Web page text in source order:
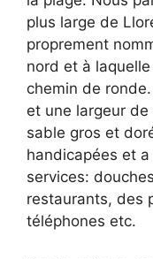
plus large de
proprement
nord et à
chemin de
et une largeur de
sable gros et
handicapées et
services:
restaurants, des
téléphones etc.